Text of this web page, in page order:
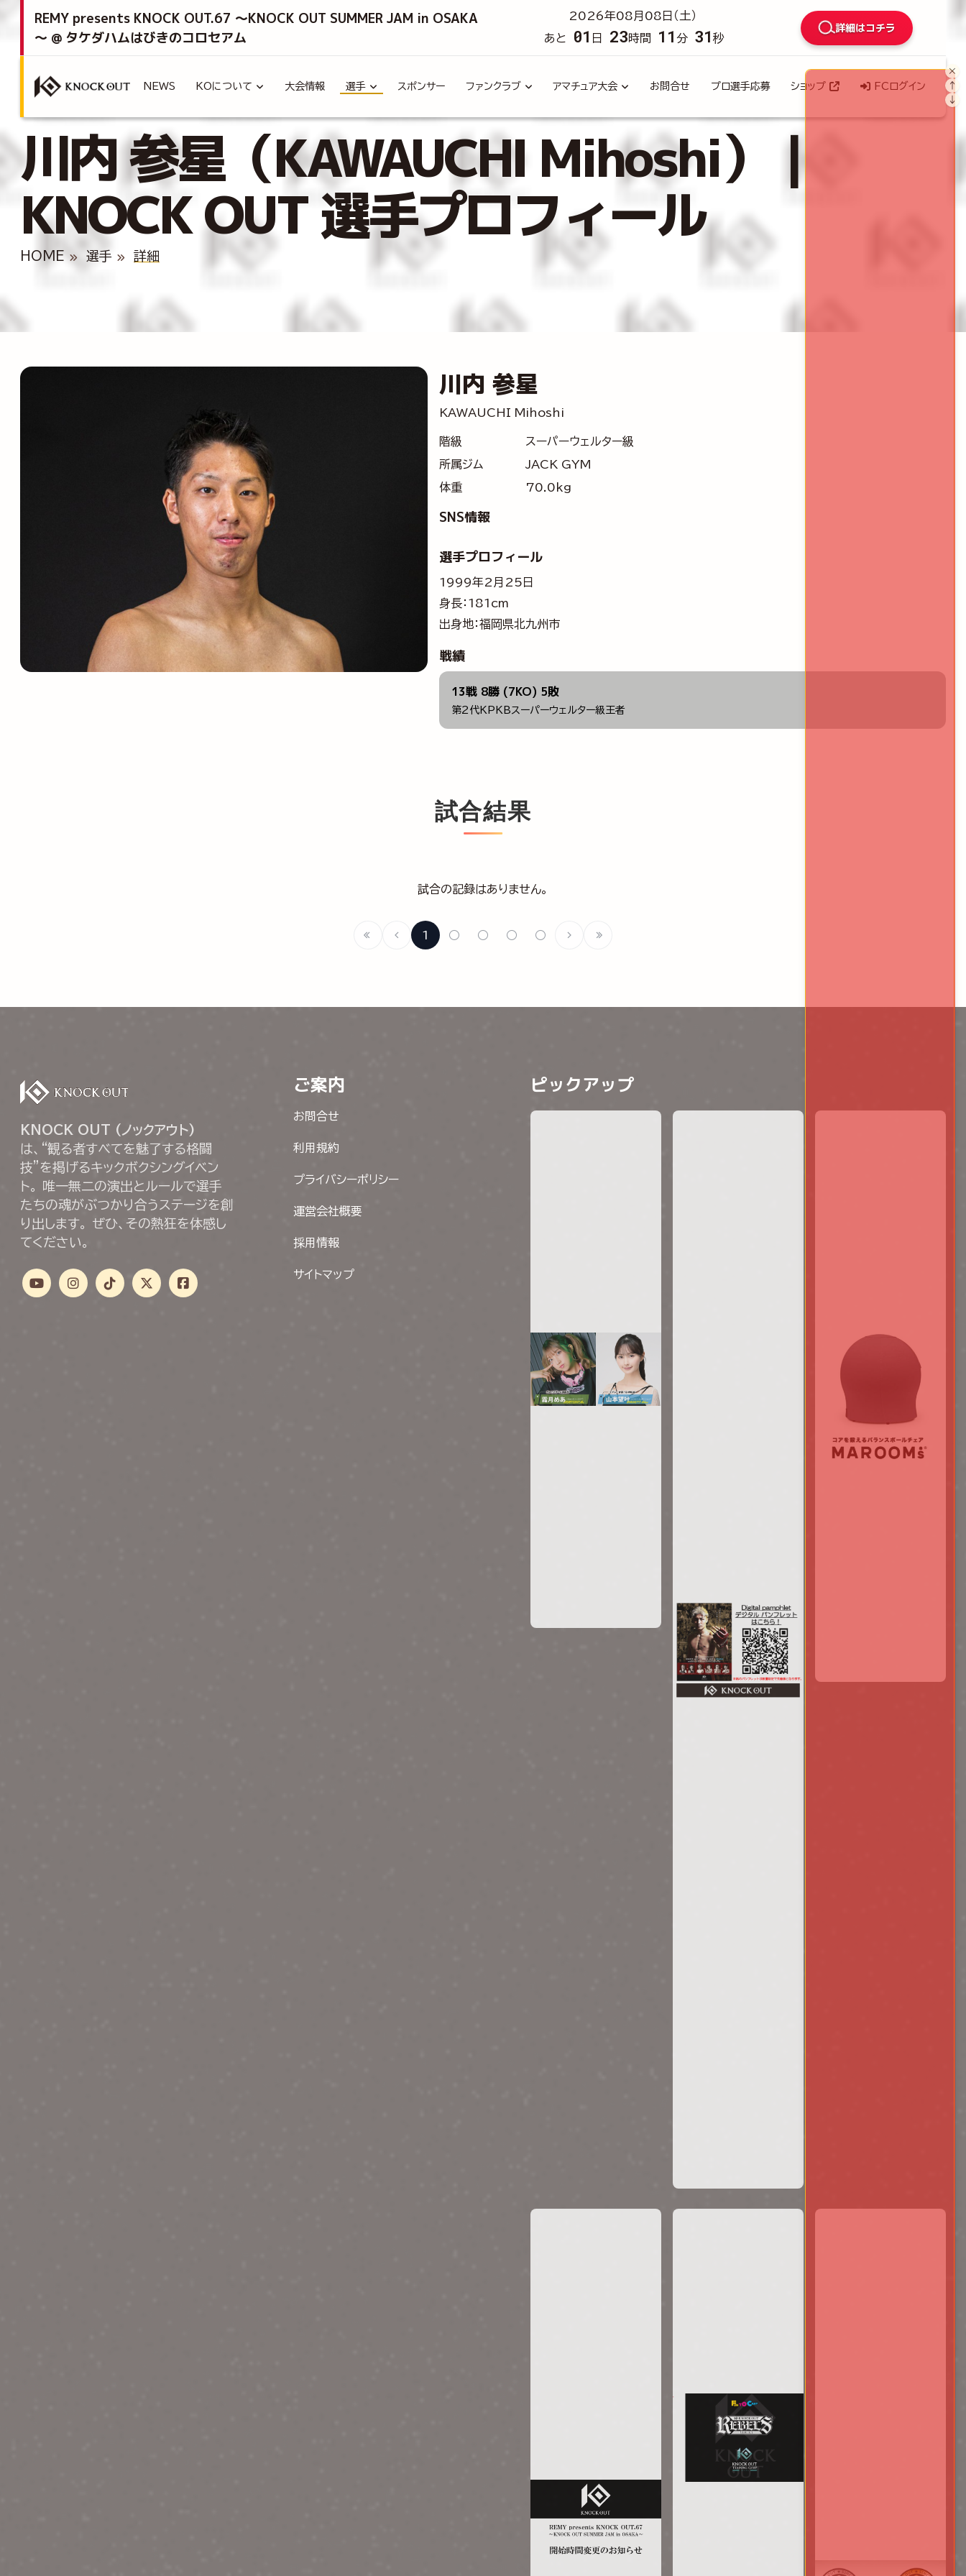
REMY presents KNOCK OUT.67 ～KNOCK OUT SUMMER JAM in OSAKA
～ @ タケダハムはびきのコロセアム
2026年08月08日（土）
あと
01 日 23時間 11 分 30 秒
詳細はコチラ
NEWS KOについて 大会情報 選手 スポンサー ファンクラブ アマチュア大会 お問合せ プロ選手応募 ショップ FCログイン
川内 参星（KAWAUCHI Mihoshi）｜
KNOCK OUT 選手プロフィール
HOME 選手 詳細
川内 参星
KAWAUCHI Mihoshi
階級
スーパーウェルター級
所属ジム
JACK GYM
体重
70.0kg
SNS情報
選手プロフィール
1999年2月25日
身長：181cm
出身地：福岡県北九州市
戦績
13戦 8勝 (7KO) 5敗
第2代KPKBスーパーウェルター級王者
試合結果
試合の記録はありません。
1 ○ ○ ○ ○
KNOCK OUT (ノックアウト)
は、“観る者すべてを魅了する格闘
技”を掲げるキックボクシングイベン
ト。 唯一無二の演出とルールで選手
たちの魂がぶつかり合うステージを創
り出します。 ぜひ、その熱狂を体感し
てください。
ご案内
お問合せ
利用規約
プライバシーポリシー
運営会社概要
採用情報
サイトマップ
ピックアップ
×
↑
↓